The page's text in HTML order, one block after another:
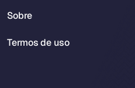
Sobre
Termos de uso